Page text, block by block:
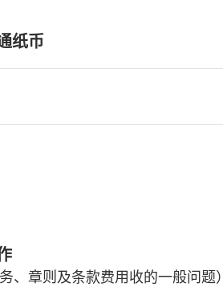
纸币
、章则及条款费用收的一般问题）